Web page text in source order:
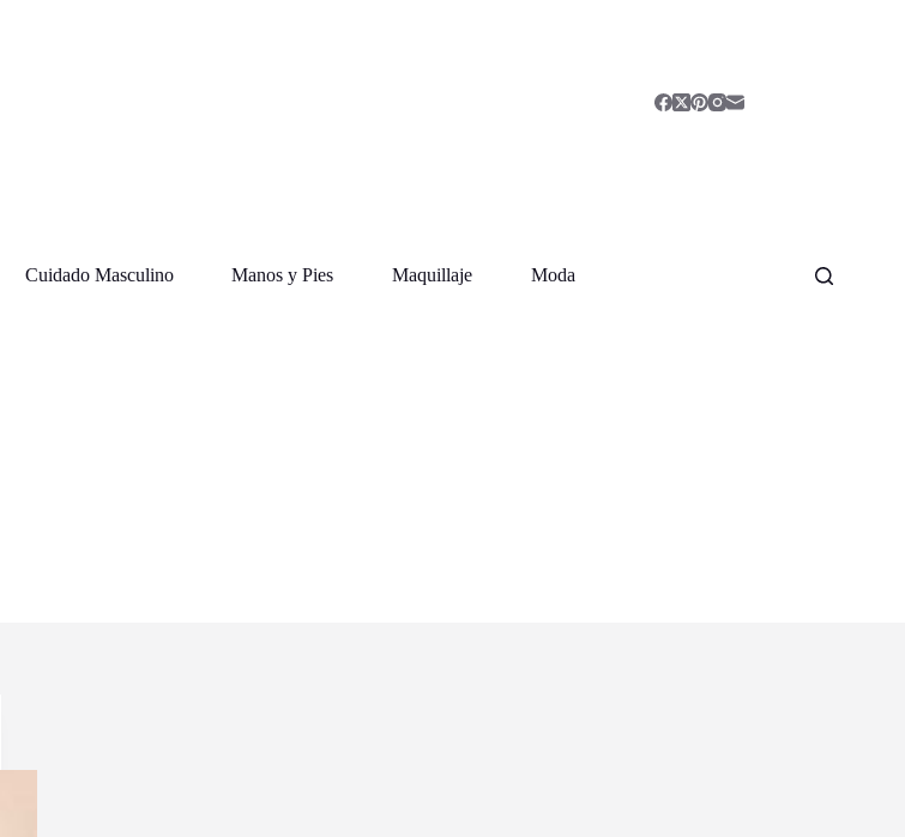
Cuidado Masculino Manos y Pies Maquillaje Moda